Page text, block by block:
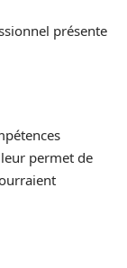
présente
permet de